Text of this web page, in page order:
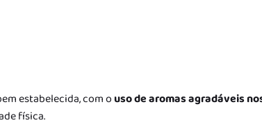
estabelecida, com ouso de aromas agradáveis
física.